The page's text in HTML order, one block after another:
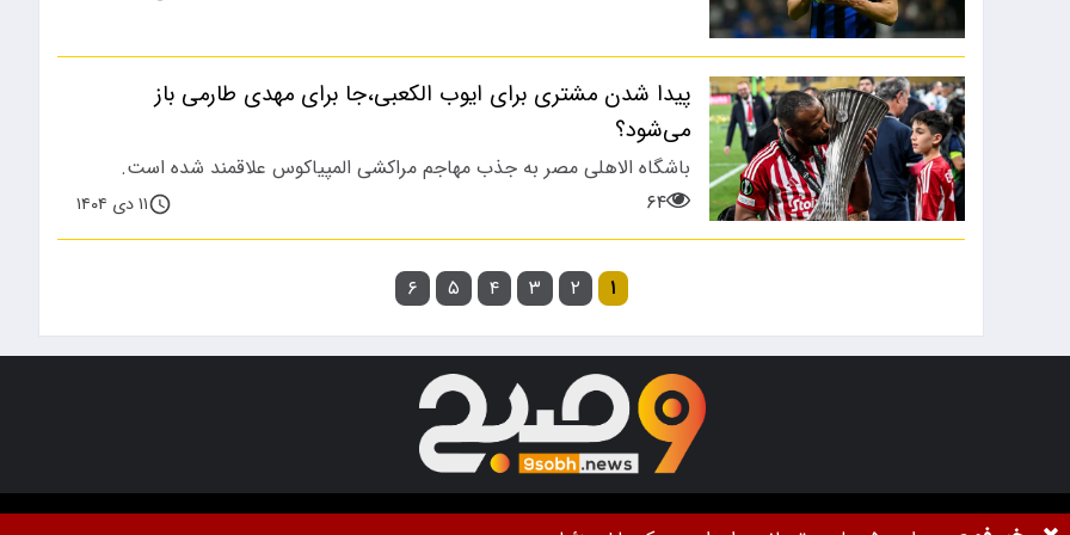
پیدا شدن مشتری برای ایوب الکعبی،جا برای مهدی طارمی باز
می‌شود؟
باشگاه الاهلی مصر به جذب مهاجم مراکشی المپیاکوس علاقمند شده است.
۶۴
۱۱ دی ۱۴۰۴
۱ ۲ ۳ ۴ ۵ ۶
تمام حقوق برای خبرگزاری9صبح محفوظ است. استفاده از مطالب با ذکر منبع آزاد است